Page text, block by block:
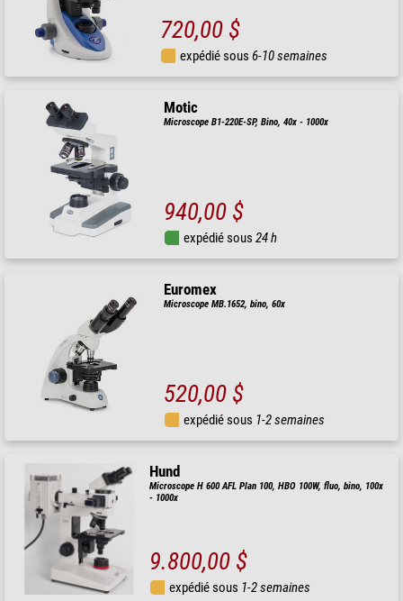
720,00 $
expédié sous6-10 semaines
Motic
Microscope B1-220E-SP, Bino, 40x - 1000x
940,00 $
expédié sous24 h
Euromex
Microscope MB.1652, bino, 60x
520,00 $
expédié sous 1-2 semaines
Hund
Microscope H 600 AFL Plan 100, HBO 100W, fluo, bino, 100x
- 1000x
9.800,00 $
expédié sous 1-2 semaines